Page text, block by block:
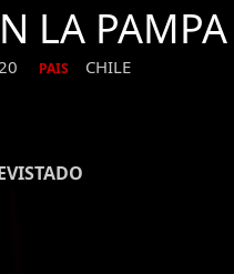
LA PAMPA
PAIS CHILE